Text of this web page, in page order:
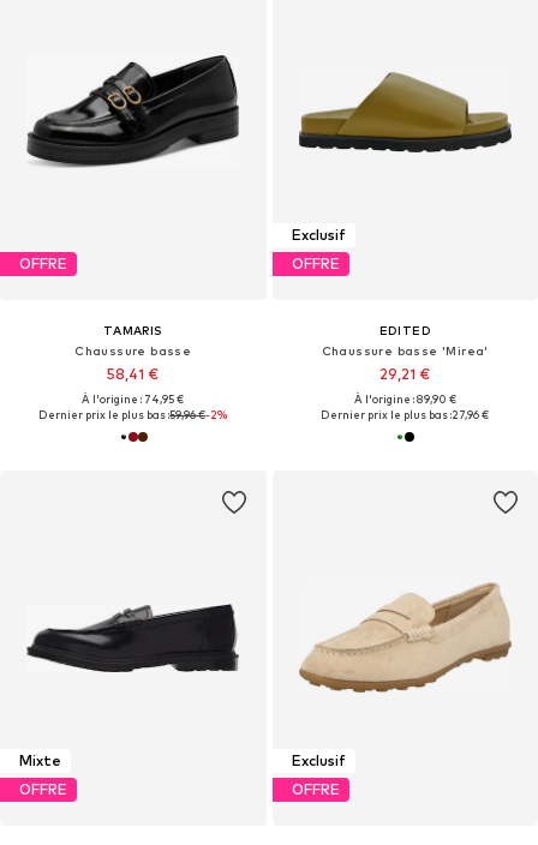
OFFRE
TAMARIS
Chaussure basse
58,41 €
À l'origine : 74,95 €
Dernier prix le plus bas :59,96 €-2%
Exclusif
OFFRE
EDITED
Chaussure basse 'Mirea'
29,21 €
À l'origine : 89,90 €
Dernier prix le plus bas :27,96 €
Mixte
OFFRE
Exclusif
OFFRE